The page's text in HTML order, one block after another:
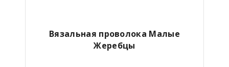
Вязальная проволока Малые
Жеребцы